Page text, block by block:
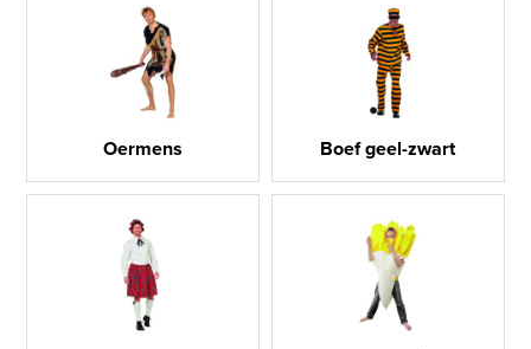
Oermens Boef geel-zwart